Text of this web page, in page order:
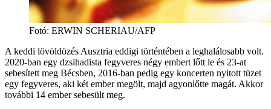
Fotó: ERWIN SCHERIAU/AFP
A keddi lövöldözés Ausztria eddigi történtében a leghalálosabb volt.
2020-ban egy dzsihadista fegyveres négy embert lőtt le és 23-at
sebesített meg Bécsben, 2016-ban pedig egy koncerten nyitott tüzet
egy fegyveres, aki két ember megölt, majd agyonlőtte magát. Akkor
további 14 ember sebesült meg.